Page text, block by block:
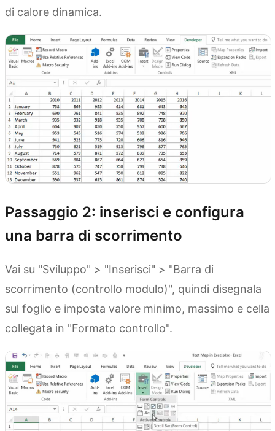
di calore dinamica.
Passaggio 2: inserisci e configura
una barra di scorrimento
Vai su "Sviluppo" > "Inserisci" > "Barra di
scorrimento (controllo modulo)", quindi disegnala
sul foglio e imposta valore minimo, massimo e cella
collegata in "Formato controllo".